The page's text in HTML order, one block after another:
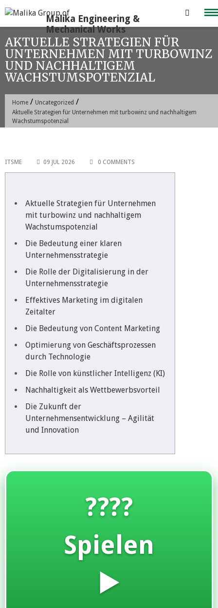
Skip
to
content
AKTUELLE STRATEGIEN FÜR
UNTERNEHMEN MIT TURBOWINZ
UND NACHHALTIGEM
WACHSTUMSPOTENZIAL
Home / Uncategorized /
Aktuelle Strategien für Unternehmen mit turbowinz und nachhaltigem
Wachstumspotenzial
ITSME 09 JUL 2026 0 COMMENTS
Aktuelle Strategien für Unternehmen
mit turbowinz und nachhaltigem
Wachstumspotenzial
Die Bedeutung einer klaren
Unternehmensstrategie
Die Rolle der Digitalisierung in der
Unternehmensstrategie
Effektives Marketing im digitalen
Zeitalter
Die Bedeutung von Content Marketing
Optimierung von Geschäftsprozessen
durch Technologie
Die Rolle von künstlicher Intelligenz (KI)
Nachhaltigkeit als Wettbewerbsvorteil
Die Zukunft der
Unternehmensentwicklung – Agilität
und Innovation
????
Spielen
▶️